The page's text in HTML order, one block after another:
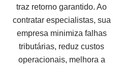
traz retorno garantido. Ao
contratar especialistas, sua
empresa minimiza falhas
tributárias, reduz custos
operacionais, melhora a